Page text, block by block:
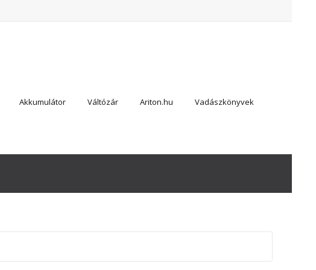
Akkumulátor Váltózár Ariton.hu Vadászkönyvek